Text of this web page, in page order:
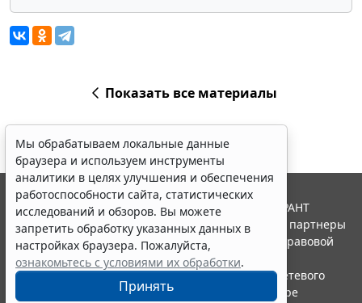
Показать все материалы
Мы обрабатываем локальные данные
браузера и используем инструменты
аналитики в целях улучшения и обеспечения
работоспособности сайта, статистических
исследований и обзоров. Вы можете
запретить обработку указанных данных в
настройках браузера. Пожалуйста,
ознакомьтесь с условиями их обработки.
Принять
© ООО "НПП "ГАРАНТ-СЕРВИС", 2026. Система ГАРАНТ
выпускается с 1990 года. Компания "Гарант" и ее партнеры
являются участниками Российской ассоциации правовой
информации ГАРАНТ.
Портал ГАРАНТ.РУ зарегистрирован в качестве сетевого
издания Федеральной службой по надзору в сфере